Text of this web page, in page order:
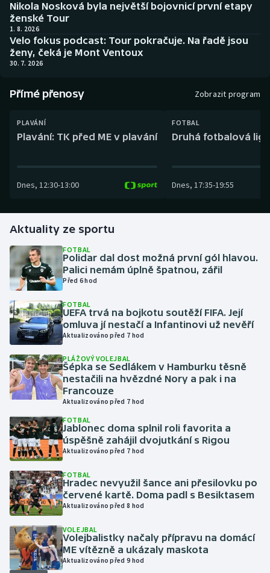
Biatlon
Boby a skeleton
Dostihy
Futsal
Gymnastika
Házená
Jezdectví
Judo
Krasobruslení
Lezení
Lyže a snowboard
Moderní pětiboj
Motorsport
Olympijské hry
Parasport
Plavání
Aplikace ČT sport
AZ kvíz
Nikola Nosková byla největší bojovnicí první etapy
ženské Tour
1. 8. 2026
Velo fokus podcast: Tour pokračuje. Na řadě jsou
ženy, čeká je Mont Ventoux
30. 7. 2026
Přímé přenosy Zobrazit program
PLAVÁNÍ
Plavání: TK před ME v plavání
Dnes, 12:30-13:00
FOTBAL
Druhá fotbalová
Dnes, 17:35-19:55
Aktuality ze sportu
FOTBAL
Polidar dal dost možná první gól hlavou.
Palici nemám úplně špatnou, zářil
Před 6 hod
FOTBAL
UEFA trvá na bojkotu soutěží FIFA. Její
omluva jí nestačí a Infantinovi už nevěří
Aktualizováno před 7 hod
PLÁŽOVÝ VOLEJBAL
Šépka se Sedlákem v Hamburku těsně
nestačili na hvězdné Nory a pak i na
Francouze
Aktualizováno před 7 hod
FOTBAL
Jablonec doma splnil roli favorita a
úspěšně zahájil dvojutkání s Rigou
Aktualizováno před 7 hod
FOTBAL
Hradec nevyužil šance ani přesilovku po
červené kartě. Doma padl s Besiktasem
Aktualizováno před 8 hod
VOLEJBAL
Volejbalistky načaly přípravu na domácí
ME vítězně a ukázaly maskota
Aktualizováno před 9 hod